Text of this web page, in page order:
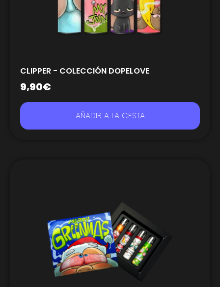
CLIPPER - COLECCIÓN DOPELOVE
9,90€
AÑADIR A LA CESTA